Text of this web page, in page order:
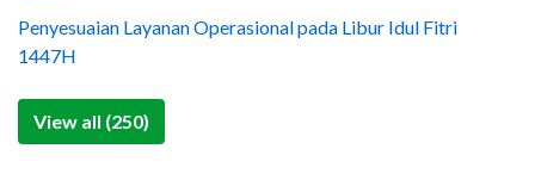
Penyesuaian Layanan Operasional pada Libur Idul Fitri
1447H
View all (250)